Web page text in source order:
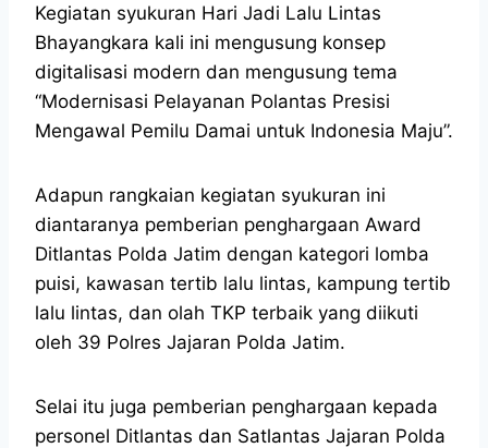
Kegiatan syukuran Hari Jadi Lalu Lintas
Bhayangkara kali ini mengusung konsep
digitalisasi modern dan mengusung tema
“Modernisasi Pelayanan Polantas Presisi
Mengawal Pemilu Damai untuk Indonesia Maju”.
Adapun rangkaian kegiatan syukuran ini
diantaranya pemberian penghargaan Award
Ditlantas Polda Jatim dengan kategori lomba
puisi, kawasan tertib lalu lintas, kampung tertib
lalu lintas, dan olah TKP terbaik yang diikuti
oleh 39 Polres Jajaran Polda Jatim.
Selai itu juga pemberian penghargaan kepada
personel Ditlantas dan Satlantas Jajaran Polda